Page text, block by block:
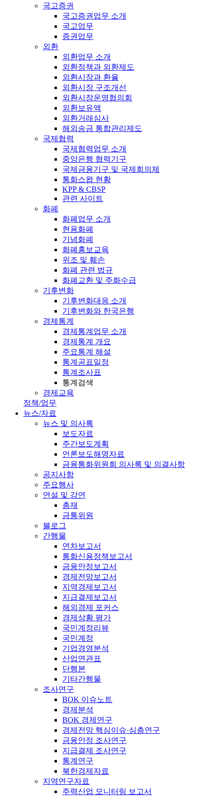
국고증권
국고증권업무 소개
국고업무
증권업무
외환
외환업무 소개
외환정책과 외환제도
외환시장과 환율
외환시장 구조개선
외환시장운영협의회
외환보유액
외환거래심사
해외송금 통합관리제도
국제협력
국제협력업무 소개
중앙은행 협력기구
국제금융기구 및 국제회의체
통화스왑 현황
KPP & CBSP
관련 사이트
화폐
화폐업무 소개
현용화폐
기념화폐
화폐홍보교육
위조 및 훼손
화폐 관련 법규
화폐교환 및 주화수급
기후변화
기후변화대응 소개
기후변화와 한국은행
경제통계
경제통계업무 소개
경제통계 개요
주요통계 해설
통계공표일정
통계조사표
통계검색
경제교육
정책/업무
뉴스/자료
뉴스 및 의사록
보도자료
주간보도계획
언론보도해명자료
금융통화위원회 의사록 및 의결사항
공지사항
주요행사
연설 및 강연
총재
금통위원
블로그
간행물
연차보고서
통화신용정책보고서
금융안정보고서
경제전망보고서
지역경제보고서
지급결제보고서
해외경제 포커스
경제상황 평가
국민계정리뷰
국민계정
기업경영분석
산업연관표
단행본
기타간행물
조사연구
BOK 이슈노트
경제분석
BOK 경제연구
경제전망 핵심이슈·심층연구
금융안정 조사연구
지급결제 조사연구
통계연구
북한경제자료
지역연구자료
주력산업 모니터링 보고서